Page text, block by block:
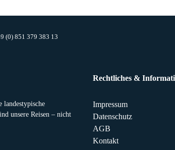
(0) 851 379 383 13
landestypische
unsere Reisen – nicht
Rechtliches &
Impressum
Datenschutz
AGB
Kontakt